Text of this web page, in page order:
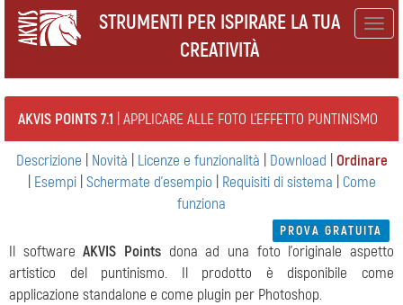
STRUMENTI PER ISPIRARE LA TUA
CREATIVITÀ
AKVIS POINTS 7.1 | APPLICARE ALLE FOTO L'EFFETTO PUNTINISMO
Descrizione Novità Licenze e funzionalità Download Ordinare
Esempi| Schermate d'esempio Requisiti di sistema
Come
funziona
PROVA GRATUITA
Il softwareAKVIS Points dona ad una foto l'originale aspetto
artistico del puntinismo. Il prodotto è disponibile come
applicazione standalone e come plugin per Photoshop.